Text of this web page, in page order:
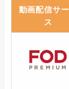
動画配信サ
ス